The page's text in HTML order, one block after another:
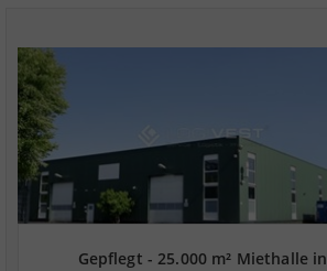
Gepflegt - 25.000 m² Miethalle in